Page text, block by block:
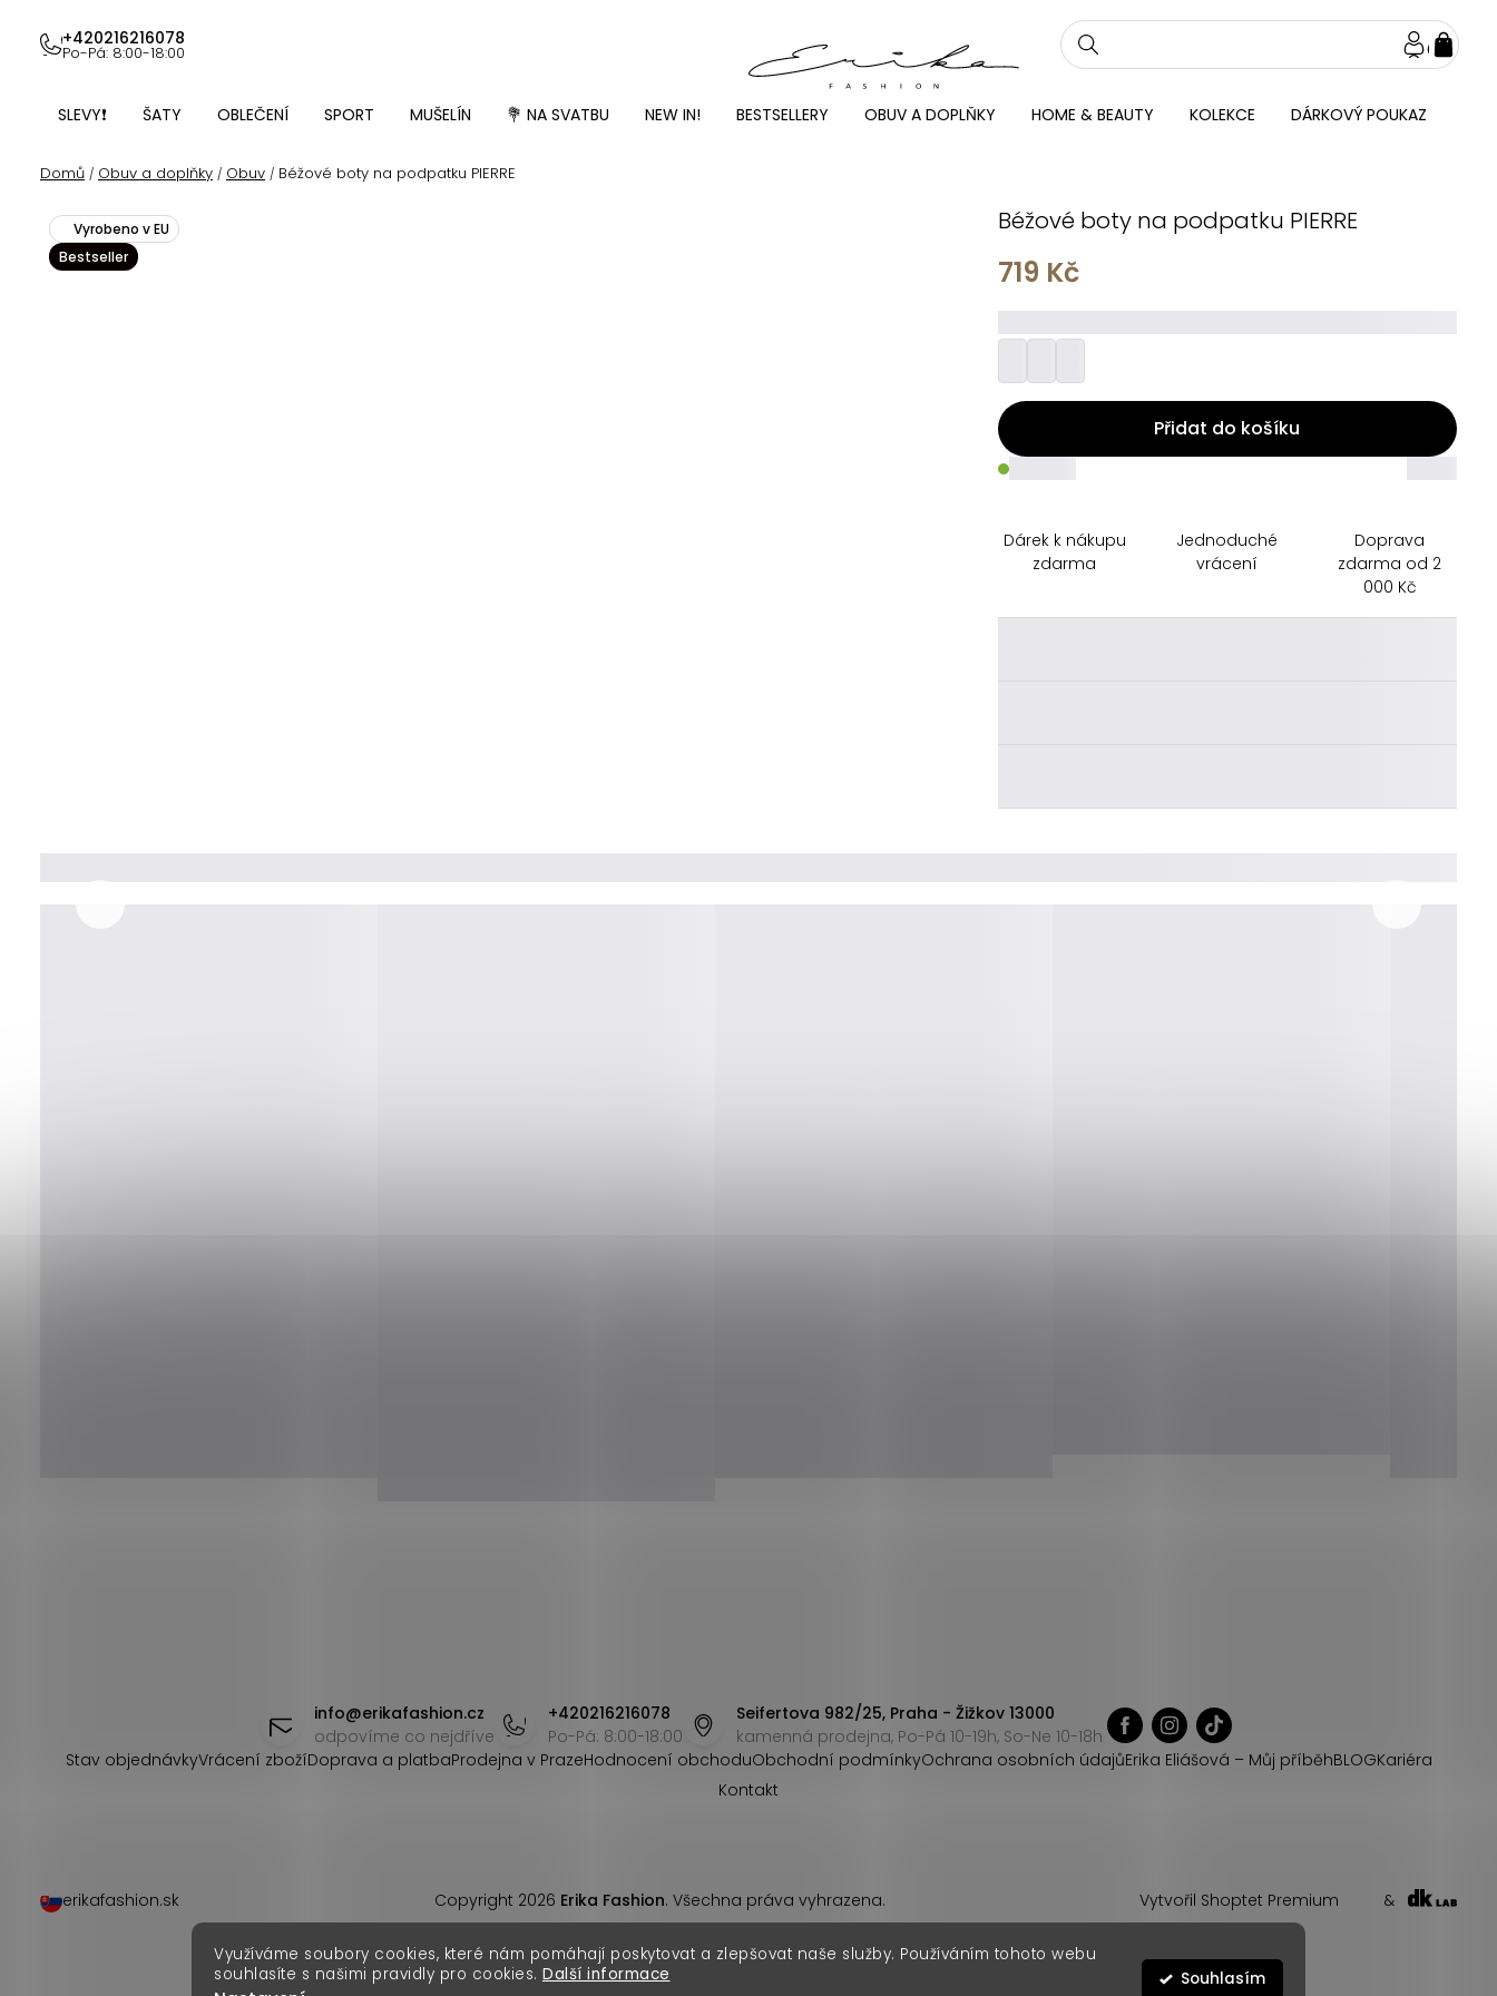
Využíváme soubory cookies, které nám pomáhají poskytovat a zlepšovat naše služby. Používáním tohoto webu
souhlasíte s našimi pravidly pro cookies. Další informace Souhlasím
obsah
+420216216078
Po-Pá: 8:00-18:00
SLEVY❗ ŠATY OBLEČENÍ SPORT MUŠELÍN 💐 NA SVATBU NEW IN! BESTSELLERY OBUV A DOPLŇKY HOME & BEAUTY KOLEKCE DÁRKOVÝ POUKAZ
Domů / Obuv a doplňky / Obuv / Béžové boty na podpatku PIERRE
Béžové boty na podpatku PIERRE
Vyrobeno v EU
Bestseller
719 Kč
Přidat do košíku
_____
Dárek k nákupu
zdarma
Jednoduché
vrácení
Doprava
zdarma od 2
000 Kč
info@erikafashion.cz
odpovíme co nejdříve
+420216216078
Po-Pá: 8:00-18:00
Seifertova 982/25, Praha - Žižkov 13000
kamenná prodejna, Po-Pá 10-19h, So-Ne 10-18h
Stav objednávkyVrácení zbožíDoprava a platbaProdejna v PrazeHodnocení obchoduObchodní podmínkyOchrana osobních údajůErika Eliášová – Můj příběhBLOGKariéra
Kontakt
Vytvořil Shoptet Premium &
Copyright 2026 Erika Fashion. Všechna práva vyhrazena.
erikafashion.sk